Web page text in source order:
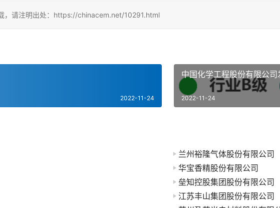
，请注明出处：https://chinacem.net/10291.html
2022-11-24
中国化学工程股份有限公司
2022-11-24
兰州裕隆气体股份有限公司
华宝香精股份有限公司
垒知控股集团股份有限公司
江苏丰山集团股份有限公司